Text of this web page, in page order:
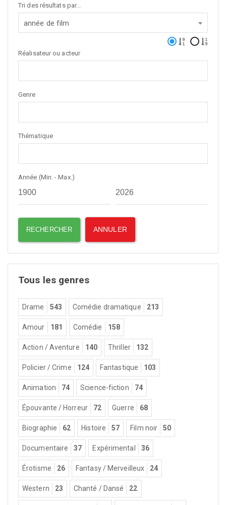
Tri des résultats par...
année de film
Réalisateur ou acteur
Genre
Thématique
Année (Min. - Max.)
Tous les genres
Drame 543 Comédie dramatique 213
Amour 181 Comédie 158
Action / Aventure 140 Thriller 132
Policier / Crime 124 Fantastique 103
Animation 74 Science-fiction 74
Épouvante / Horreur 72 Guerre 68
Biographie 62 Histoire 57 Film noir 50
Documentaire 37 Expérimental 36
Érotisme 26 Fantasy / Merveilleux 24
Western 23 Chanté / Dansé 22